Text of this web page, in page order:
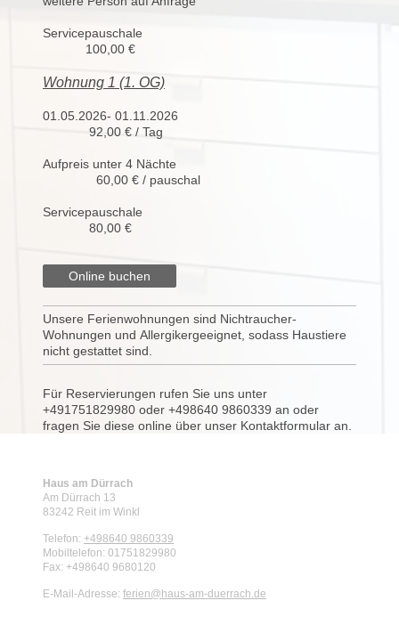
Servicepauschale
100,00 €
Wohnung 1 (1. OG)
01.05.2026- 01.11.2026
92,00 € / Tag
Aufpreis unter 4 Nächte
60,00 € / pauschal
Servicepauschale
80,00 €
Online buchen
Unsere Ferienwohnungen sind Nichtraucher-
Wohnungen und Allergikergeeignet, sodass Haustiere
nicht gestattet sind.
Für Reservierungen rufen Sie uns unter
+491751829980 oder +498640 9860339 an oder
fragen Sie diese online über unser Kontaktformular an.
Haus am Dürrach
Am Dürrach 13
83242 Reit im Winkl
Telefon: +498640 9860339
Mobiltelefon: 01751829980
Fax: +498640 9680120
E-Mail-Adresse: ferien@haus-am-duerrach.de